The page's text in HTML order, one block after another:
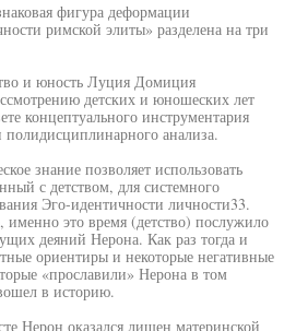
фигура деформации
римской элиты» разделена на три
и юность Луция Домиция
детских и юношеских лет
концептуального инструментария
анализа.
знание позволяет использовать
с детством, для системного
Эго-идентичности личности33.
это время (детство) послужило
деяний Нерона. Как раз тогда и
ориентиры и некоторые негативные
«прославили» Нерона в том
в историю.
Нерон оказался лишен материнской